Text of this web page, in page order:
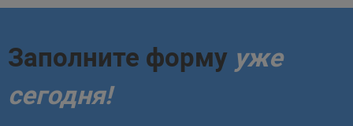
Заполните форму уже
сегодня!